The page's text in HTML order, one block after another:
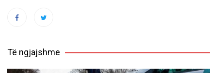
Të ngjajshme